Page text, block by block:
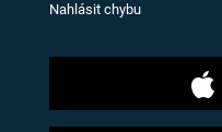
Nahlásit chybu